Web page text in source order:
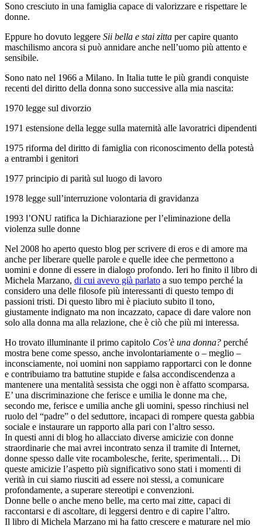
Sono cresciuto in una famiglia capace di valorizzare e rispettare le
donne.
Eppure ho dovuto leggere Sii bella e stai zitta per capire quanto
maschilismo ancora si può annidare anche nell’uomo più attento e
sensibile.
Sono nato nel 1966 a Milano. In Italia tutte le più grandi conquiste
recenti del diritto della donna sono successive alla mia nascita:
1970 legge sul divorzio
1971 estensione della legge sulla maternità alle lavoratrici dipendenti
1975 riforma del diritto di famiglia con riconoscimento della potestà
a entrambi i genitori
1977 principio di parità sul luogo di lavoro
1978 legge sull’interruzione volontaria di gravidanza
1993 l’ONU ratifica la Dichiarazione per l’eliminazione della
violenza sulle donne
Nel 2008 ho aperto questo blog per scrivere di eros e di amore ma
anche per liberare quelle parole e quelle idee che permettono a
uomini e donne di essere in dialogo profondo. Ieri ho finito il libro di
Michela Marzano, di cui avevo già parlato a suo tempo perché la
considero una delle filosofe più interessanti di questo tempo di
passioni tristi. Di questo libro mi è piaciuto subito il tono,
giustamente indignato ma non incazzato, capace di dare valore non
solo alla donna ma alla relazione, che è ciò che più mi interessa.
Ho trovato illuminante il primo capitolo Cos’è una donna? perché
mostra bene come spesso, anche involontariamente o – meglio –
inconsciamente, noi uomini non sappiamo rapportarci con le donne
e contribuiamo tra battutine stupide e falsa accondiscendenza a
mantenere una mentalità sessista che oggi non è affatto scomparsa.
E’ una discriminazione che ferisce e umilia le donne ma che,
secondo me, ferisce e umilia anche gli uomini, spesso rinchiusi nel
ruolo del “padre” o del seduttore, incapaci di rompere questa gabbia
sociale e instaurare un rapporto alla pari con l’altro sesso.
In questi anni di blog ho allacciato diverse amicizie con donne
straordinarie che mai avrei incontrato senza il tramite di Internet,
donne spesso dalle vite rocambolesche, ferite, sperimentali… Di
queste amicizie l’aspetto più significativo sono stati i momenti di
verità in cui siamo riusciti ad essere noi stessi, a comunicare
profondamente, a superare stereotipi e convenzioni.
Donne belle o anche meno belle, ma certo mai zitte, capaci di
raccontarsi e di ascoltare, di leggersi dentro e di capire l’altro.
Il libro di Michela Marzano mi ha fatto crescere e maturare nel mio